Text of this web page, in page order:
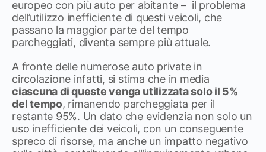
europeo con più auto per abitante – il problema
dell’utilizzo inefficiente di questi veicoli, che
passano la maggior parte del tempo
parcheggiati, diventa sempre più attuale.
A fronte delle numerose auto private in
circolazione infatti, si stima che in media
ciascuna di queste venga utilizzata solo il 5%
del tempo, rimanendo parcheggiata per il
restante 95%. Un dato che evidenzia non solo un
uso inefficiente dei veicoli, con un conseguente
spreco di risorse, ma anche un impatto negativo